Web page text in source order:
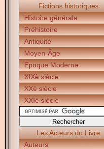
Fictions historiques
Histoire générale
Préhistoire
Antiquité
Moyen-Âge
Epoque Moderne
XIXè siècle
XXè siècle
XXIè siècle
Les Acteurs du Livre
Auteurs